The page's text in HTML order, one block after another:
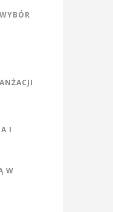
I
W